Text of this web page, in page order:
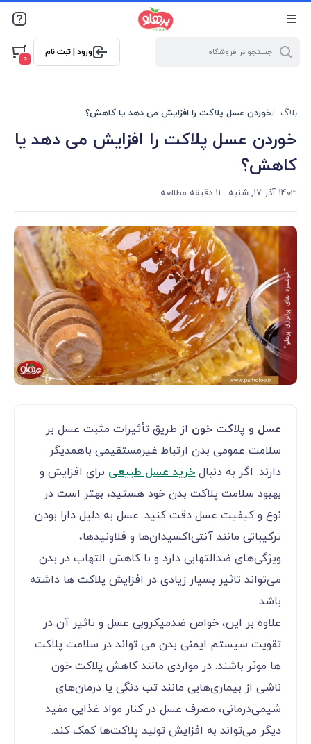
@media screen and (max-width: 500px) { .w-ch{bottom: 125px
!important; left:5px !important;} }
ورود | ثبت نام
0
بلاگ خوردن عسل پلاکت را افزایش می دهد یا کاهش؟
خوردن عسل پلاکت را افزایش می دهد یا
کاهش؟
1403 آذر 17, شنبه · 11 دقیقه مطالعه
عسل و پلاکت خون از طریق تأثیرات مثبت عسل بر
سلامت عمومی بدن ارتباط غیرمستقیمی باهمدیگر
دارند. اگر به دنبالخرید عسل طبیعی برای افزایش و
بهبود سلامت پلاکت بدن خود هستید، بهتر است در
نوع و کیفیت عسل دقت کنید. عسل به دلیل دارا بودن
ترکیباتی مانند آنتی‌اکسیدان‌ها و فلاونیدها،
ویژگی‌های ضدالتهابی دارد و با کاهش التهاب در بدن
می‌تواند تاثیر بسیار زیادی در افزایش پلاکت ها داشته
باشد.
علاوه بر این، خواص ضدمیکروبی عسل و تاثیر آن در
تقویت سیستم ایمنی بدن می تواند در سلامت پلاکت
ها موثر باشند. در مواردی مانند کاهش پلاکت خون
ناشی از بیماری‌هایی مانند تب دنگی یا درمان‌های
شیمی‌درمانی، مصرف عسل در کنار مواد غذایی مفید
دیگر می‌تواند به افزایش تولید پلاکت‌ها کمک کند.